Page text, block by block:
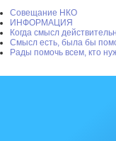
Совещание НКО
ИНФОРМАЦИЯ
Когда смысл
Смысл есть, была бы
Рады помочь всем, кто